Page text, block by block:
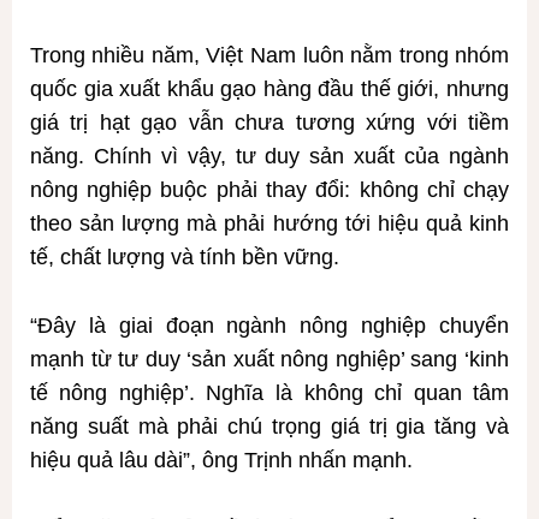
Trong nhiều năm, Việt Nam luôn nằm trong nhóm
quốc gia xuất khẩu gạo hàng đầu thế giới, nhưng
giá trị hạt gạo vẫn chưa tương xứng với tiềm
năng. Chính vì vậy, tư duy sản xuất của ngành
nông nghiệp buộc phải thay đổi: không chỉ chạy
theo sản lượng mà phải hướng tới hiệu quả kinh
tế, chất lượng và tính bền vững.
“Đây là giai đoạn ngành nông nghiệp chuyển
mạnh từ tư duy ‘sản xuất nông nghiệp’ sang ‘kinh
tế nông nghiệp’. Nghĩa là không chỉ quan tâm
năng suất mà phải chú trọng giá trị gia tăng và
hiệu quả lâu dài”, ông Trịnh nhấn mạnh.